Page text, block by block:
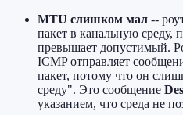
MTU слишком мал --
пакет в канальную среду,
превышает допустимый.
ICMP отправляет
пакет, потому что он
среду". Это сообщение
указанием, что среда не